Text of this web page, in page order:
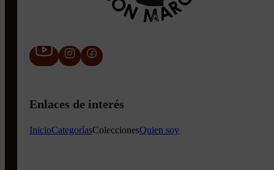
Enlaces de interés
InicioCategoríasColeccionesQuien soy